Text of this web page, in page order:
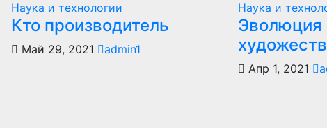
Наука и технологии
Кто производитель
Май 29, 2021 admin1
Наука и
Эволюция
Апр 1, 2021